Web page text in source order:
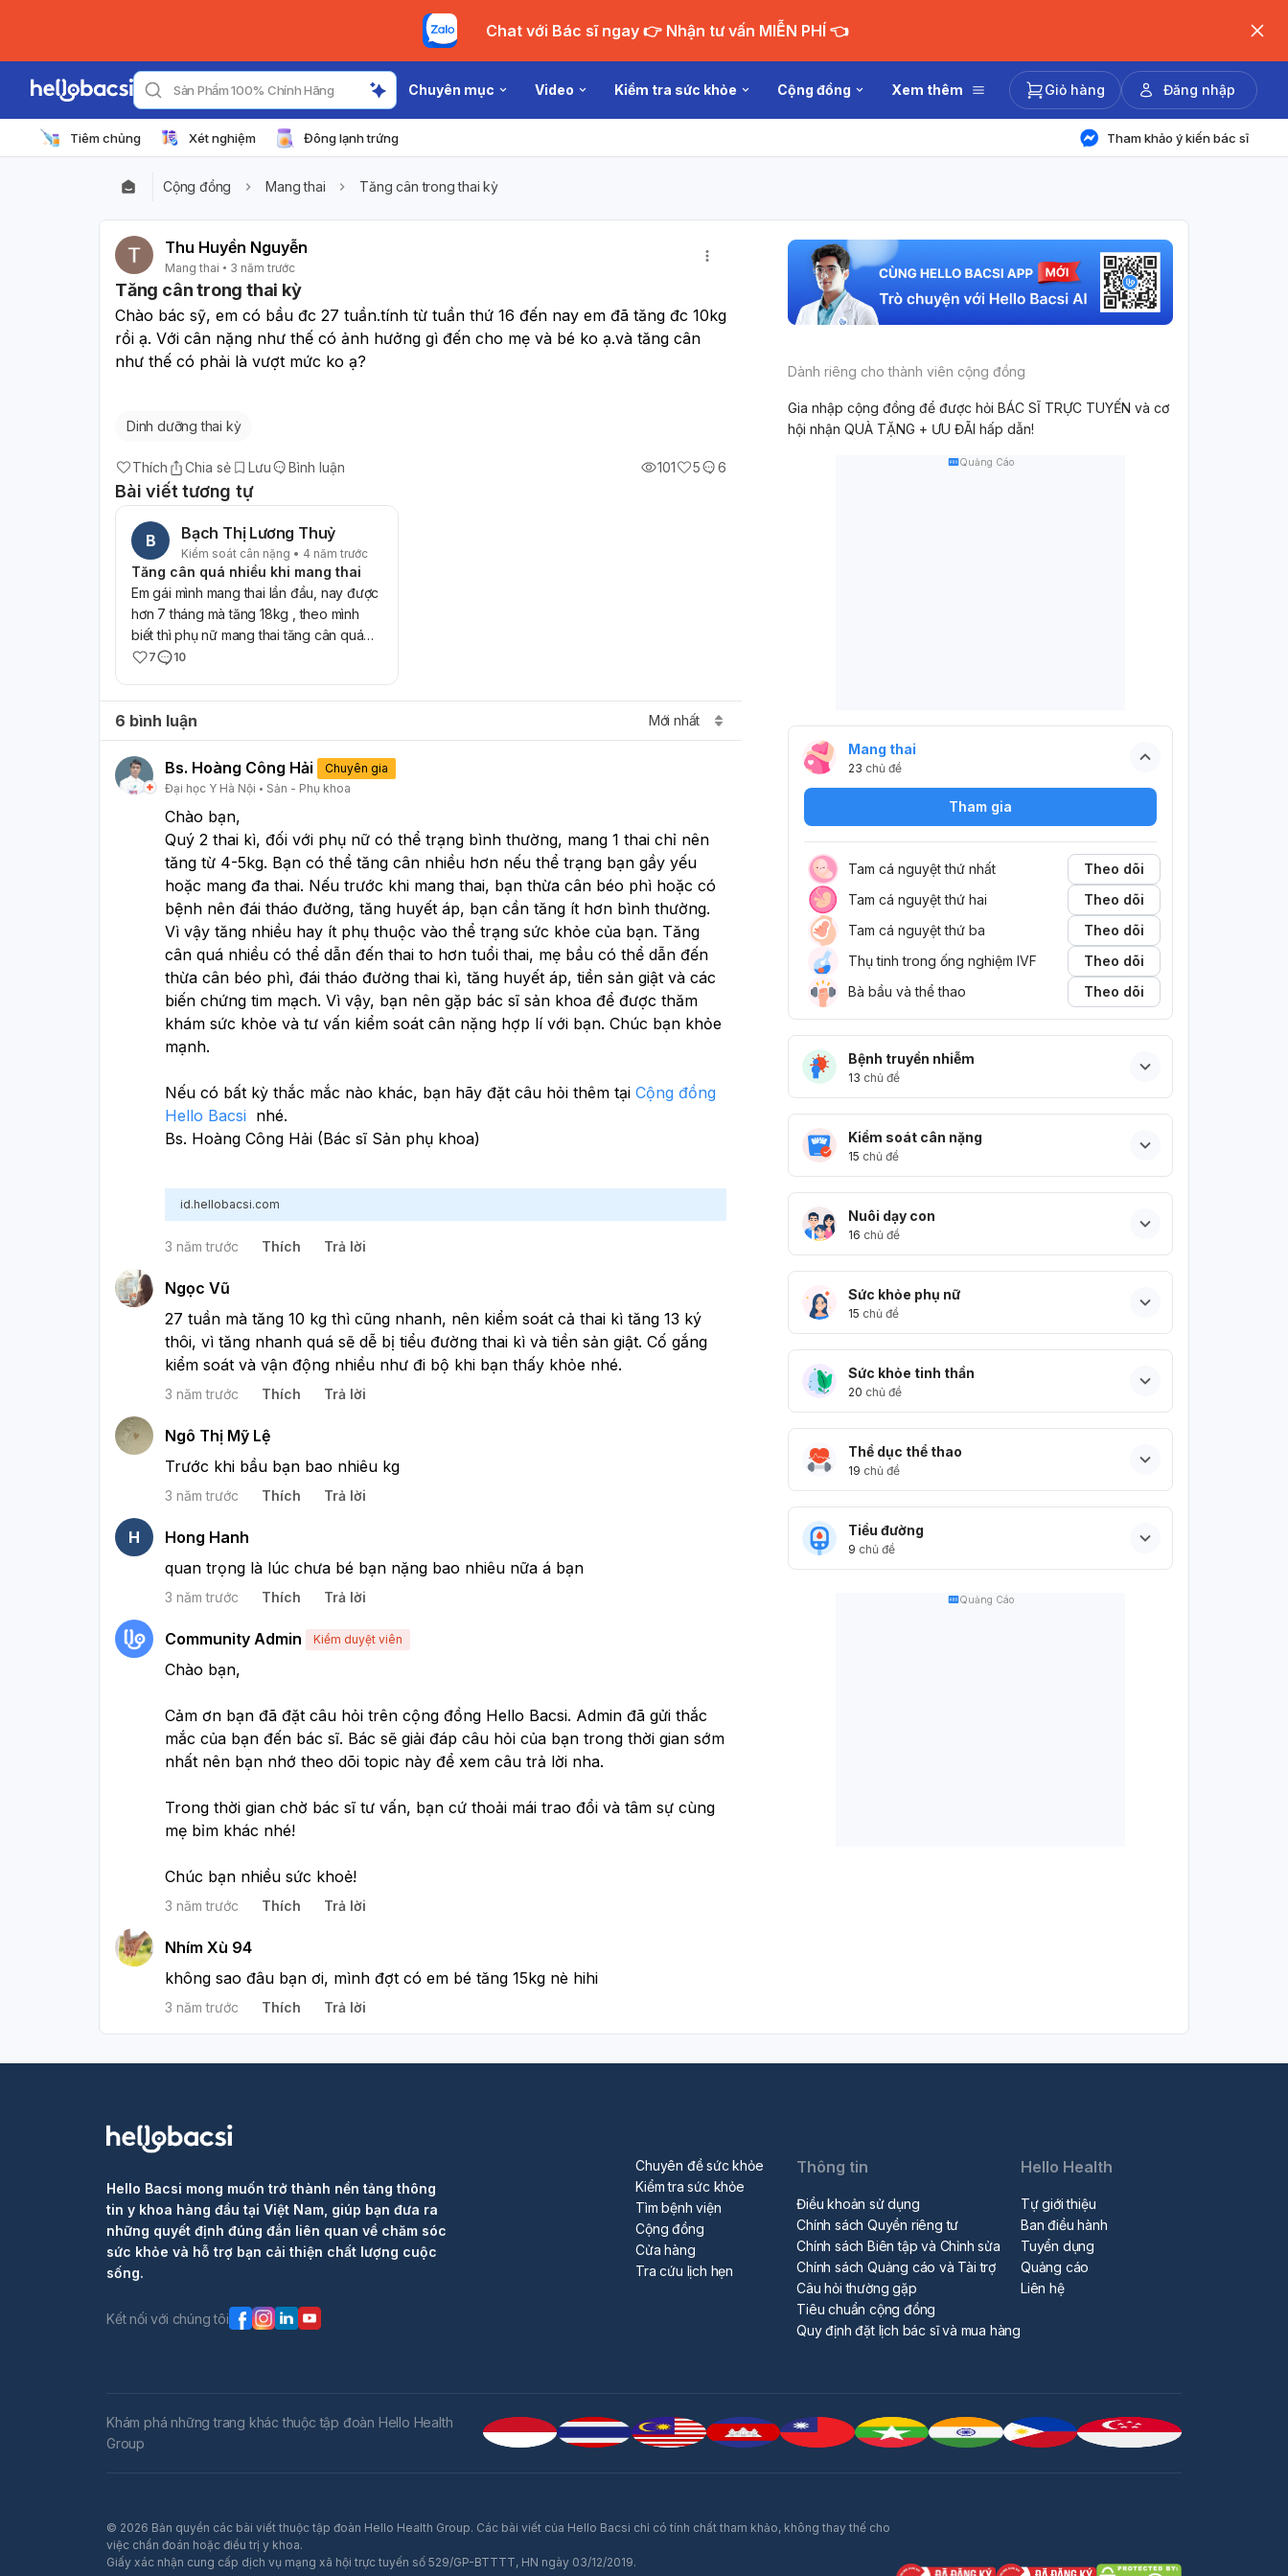
Chat với Bác sĩ ngay 👉 Nhận tư vấn MIỄN PHÍ 👈
Sản Phẩm 100% Chính Hãng Chuyên mục Video Kiểm tra sức khỏe Cộng đồng Xem thêm Giỏ hàng Đăng nhập
Tiêm chủng Xét nghiệm Đông lạnh trứng Tham khảo ý kiến bác sĩ
Cộng đồng Mang thai Tăng cân trong thai kỳ
Thu Huyền Nguyễn
Mang thai 3 năm trước
Tăng cân trong thai kỳ
Chào bác sỹ, em có bầu đc 27 tuần.tính từ tuần thứ 16 đến nay em đã tăng đc 10kg
rồi ạ. Với cân nặng như thế có ảnh hưởng gì đến cho mẹ và bé ko ạ.và tăng cân
như thế có phải là vượt mức ko ạ?
Dinh dưỡng thai kỳ
Thích Chia sẻ Lưu Bình luận 101 5 6
Bài viết tương tự
B Bạch Thị Lương Thuỷ
Kiểm soát cân nặng • 4 năm trước
Tăng cân quá nhiều khi mang thai
Em gái mình mang thai lần đầu, nay được
hơn 7 tháng mà tăng 18kg , theo mình
biết thì phụ nữ mang thai tăng cân quá
nhiều cũng không tốt, sợ nhất là tiền sản
mạng của mẹ và bé.vậy cho mình hỏi em
mình giảm cân từ bây giờ có được
không, nếu được thì giảm như thế nào để
không gây hại cho bé?mình xin cảm ơn.
7 10
6 bình luận Mới nhất
Bs. Hoàng Công Hải
Chuyên gia
Đại học Y Hà Nội
Sản - Phụ khoa
Chào bạn,
Quý 2 thai kì, đối với phụ nữ có thể trạng bình thường, mang 1 thai chỉ nên
tăng từ 4-5kg. Bạn có thể tăng cân nhiều hơn nếu thể trạng bạn gầy yếu
hoặc mang đa thai. Nếu trước khi mang thai, bạn thừa cân béo phì hoặc có
bệnh nên đái tháo đường, tăng huyết áp, bạn cần tăng ít hơn bình thường.
Vì vậy tăng nhiều hay ít phụ thuộc vào thể trạng sức khỏe của bạn. Tăng
cân quá nhiều có thể dẫn đến thai to hơn tuổi thai, mẹ bầu có thể dẫn đến
thừa cân béo phì, đái tháo đường thai kì, tăng huyết áp, tiền sản giật và các
biến chứng tim mạch. Vì vậy, bạn nên gặp bác sĩ sản khoa để được thăm
khám sức khỏe và tư vấn kiểm soát cân nặng hợp lí với bạn. Chúc bạn khỏe
mạnh.
Nếu có bất kỳ thắc mắc nào khác, bạn hãy đặt câu hỏi thêm tại Cộng đồng
Hello Bacsi
  nhé.
Bs. Hoàng Công Hải (Bác sĩ Sản phụ khoa)
id.hellobacsi.com
3 năm trước Thích Trả lời
Ngọc Vũ
27 tuần mà tăng 10 kg thì cũng nhanh, nên kiểm soát cả thai kì tăng 13 ký
thôi, vì tăng nhanh quá sẽ dễ bị tiểu đường thai kì và tiền sản giật. Cố gắng
kiểm soát và vận động nhiều như đi bộ khi bạn thấy khỏe nhé.
3 năm trước Thích Trả lời
Ngô Thị Mỹ Lệ
Trước khi bầu bạn bao nhiêu kg
3 năm trước Thích Trả lời
H
Hong Hanh
quan trọng là lúc chưa bé bạn nặng bao nhiêu nữa á bạn
3 năm trước Thích Trả lời
Community Admin Kiểm duyệt viên
Chào bạn,
Cảm ơn bạn đã đặt câu hỏi trên cộng đồng Hello Bacsi. Admin đã gửi thắc
mắc của bạn đến bác sĩ. Bác sẽ giải đáp câu hỏi của bạn trong thời gian sớm
nhất nên bạn nhớ theo dõi topic này để xem câu trả lời nha.
Trong thời gian chờ bác sĩ tư vấn, bạn cứ thoải mái trao đổi và tâm sự cùng
mẹ bỉm khác nhé!
Chúc bạn nhiều sức khoẻ!
3 năm trước Thích Trả lời
Nhím Xù 94
không sao đâu bạn ơi, mình đợt có em bé tăng 15kg nè hihi
3 năm trước Thích Trả lời
Dành riêng cho thành viên cộng đồng
Gia nhập cộng đồng để được hỏi BÁC SĨ TRỰC TUYẾN và cơ
hội nhận QUÀ TẶNG + ƯU ĐÃI hấp dẫn!
Quảng Cáo
Mang thai
23 chủ đề
Tham gia
Tam cá nguyệt thứ nhất
Theo dõi
Tam cá nguyệt thứ hai
Theo dõi
Tam cá nguyệt thứ ba
Theo dõi
Thụ tinh trong ống nghiệm IVF
Theo dõi
Bà bầu và thể thao
Theo dõi
Bệnh truyền nhiễm
13 chủ đề
Kiểm soát cân nặng
15 chủ đề
Nuôi dạy con
16 chủ đề
Sức khỏe phụ nữ
15 chủ đề
Sức khỏe tinh thần
20 chủ đề
Thể dục thể thao
19 chủ đề
Tiểu đường
9 chủ đề
Quảng Cáo
Hello Bacsi mong muốn trở thành nền tảng thông
tin y khoa hàng đầu tại Việt Nam, giúp bạn đưa ra
những quyết định đúng đắn liên quan về chăm sóc
sức khỏe và hỗ trợ bạn cải thiện chất lượng cuộc
sống.
Kết nối với chúng tôi
Chuyên đề sức khỏe
Kiểm tra sức khỏe
Tìm bệnh viện
Cộng đồng
Cửa hàng
Tra cứu lịch hẹn
Thông tin
Điều khoản sử dụng
Chính sách Quyền riêng tư
Chính sách Biên tập và Chỉnh sửa
Chính sách Quảng cáo và Tài trợ
Câu hỏi thường gặp
Tiêu chuẩn cộng đồng
Quy định đặt lịch bác sĩ và mua hàng
Hello Health
Tự giới thiệu
Ban điều hành
Tuyển dụng
Quảng cáo
Liên hệ
Khám phá những trang khác thuộc tập đoàn Hello Health
Group
© 2026 Bản quyền các bài viết thuộc tập đoàn Hello Health Group. Các bài viết của Hello Bacsi chỉ có tính chất tham khảo, không thay thế cho
việc chẩn đoán hoặc điều trị y khoa.
Giấy xác nhận cung cấp dịch vụ mạng xã hội trực tuyến số 529/GP-BTTTT, HN ngày 03/12/2019.